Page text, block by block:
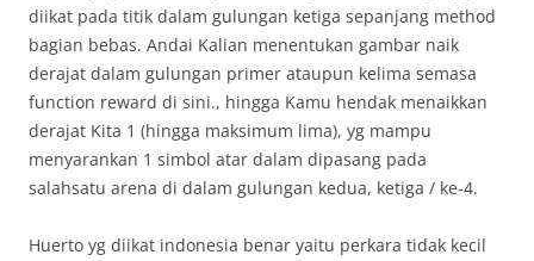
diikat pada titik dalam gulungan ketiga sepanjang method
bagian bebas. Andai Kalian menentukan gambar naik
derajat dalam gulungan primer ataupun kelima semasa
function reward di sini., hingga Kamu hendak menaikkan
derajat Kita 1 (hingga maksimum lima), yg mampu
menyarankan 1 simbol atar dalam dipasang pada
salahsatu arena di dalam gulungan kedua, ketiga / ke-4.
Huerto yg diikat indonesia benar yaitu perkara tidak kecil